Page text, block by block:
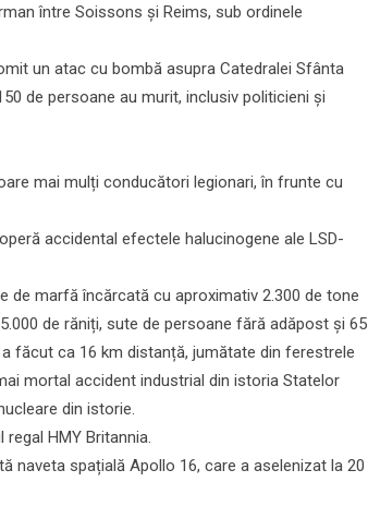
între Soissons și Reims, sub ordinele
un atac cu bombă asupra Catedralei Sfânta
de persoane au murit, inclusiv politicieni și
mai mulți conducători legionari, în frunte cu
accidental efectele halucinogene ale LSD-
de marfă încărcată cu aproximativ 2.300 de tone
de răniți, sute de persoane fără adăpost și 65
făcut ca 16 km distanță, jumătate din ferestrele
mortal accident industrial din istoria Statelor
din istorie.
HMY Britannia.
naveta spațială Apollo 16, care a aselenizat la 20